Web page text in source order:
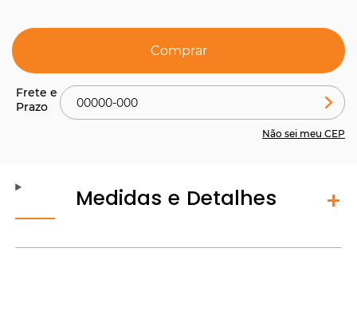
Comprar
Não sei meu CEP
Medidas e Detalhes